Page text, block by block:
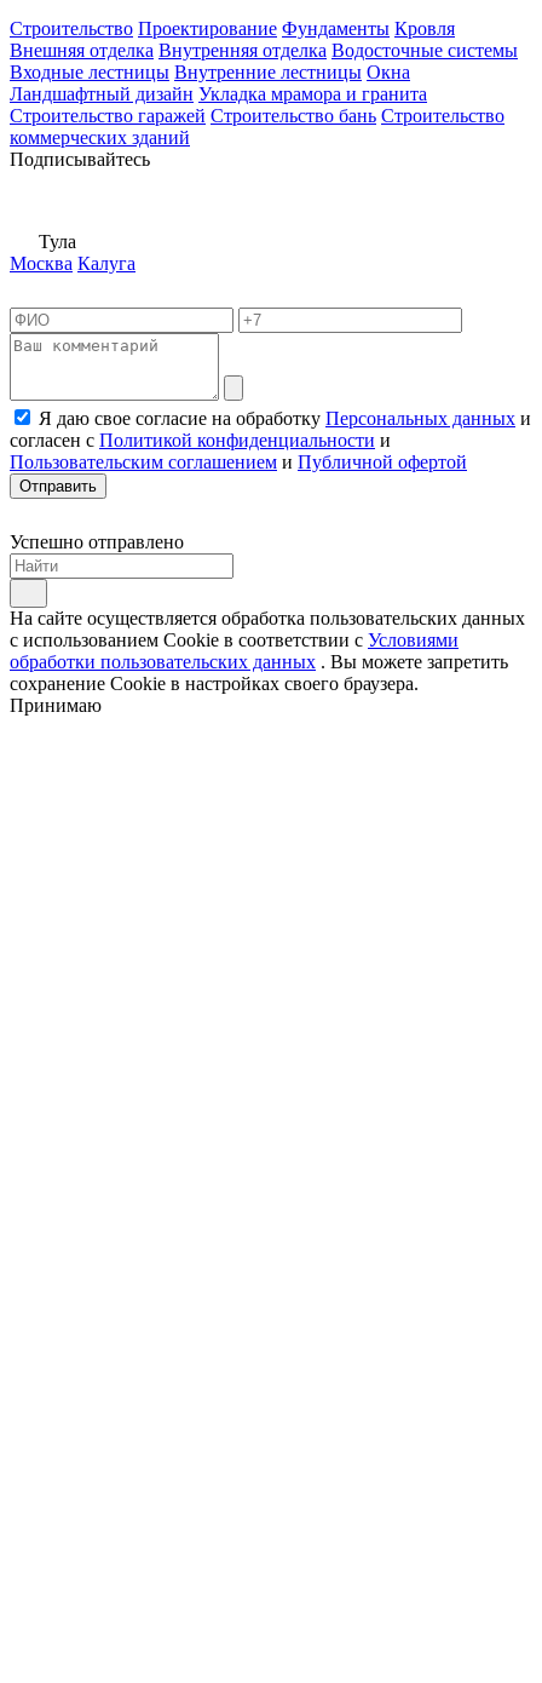
Строительство Проектирование Фундаменты Кровля
Внешняя отделка Внутренняя отделка Водосточные системы
Входные лестницы Внутренние лестницы Окна
Ландшафтный дизайн Укладка мрамора и гранита
Строительство гаражей Строительство бань Строительство
коммерческих зданий
Подписывайтесь
Тула
Москва Калуга
Я даю свое согласие на обработку Персональных данных и
согласен с Политикой конфиденциальности и
Пользовательским соглашением и Публичной офертой
Отправить
Успешно отправлено
На сайте осуществляется обработка пользовательских данных
с использованием Cookie в соответствии с Условиями
обработки пользовательских данных . Вы можете запретить
сохранение Cookie в настройках своего браузера.
Принимаю